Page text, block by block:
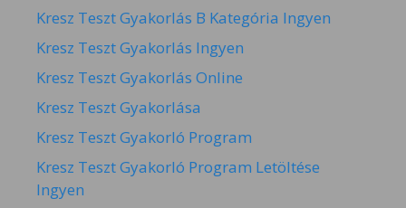
Kresz Teszt Gyakorlás B Kategória Ingyen
Kresz Teszt Gyakorlás Ingyen
Kresz Teszt Gyakorlás Online
Kresz Teszt Gyakorlása
Kresz Teszt Gyakorló Program
Kresz Teszt Gyakorló Program Letöltése
Ingyen